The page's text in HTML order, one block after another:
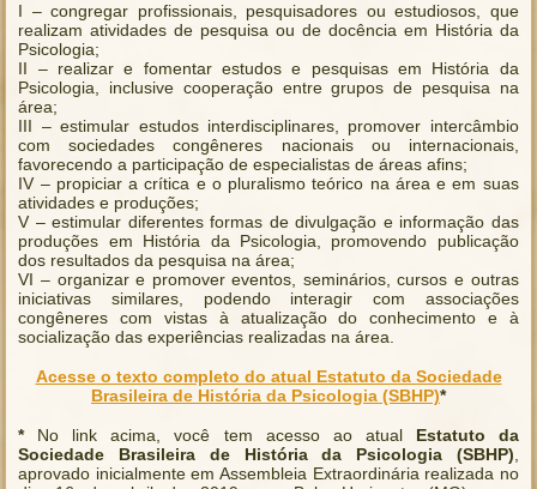
I – congregar profissionais, pesquisadores ou estudiosos, que
realizam atividades de pesquisa ou de docência em História da
Psicologia;
II – realizar e fomentar estudos e pesquisas em História da
Psicologia, inclusive cooperação entre grupos de pesquisa na
área;
III – estimular estudos interdisciplinares, promover intercâmbio
com sociedades congêneres nacionais ou internacionais,
favorecendo a participação de especialistas de áreas afins;
IV – propiciar a crítica e o pluralismo teórico na área e em suas
atividades e produções;
V – estimular diferentes formas de divulgação e informação das
produções em História da Psicologia, promovendo publicação
dos resultados da pesquisa na área;
VI – organizar e promover eventos, seminários, cursos e outras
iniciativas similares, podendo interagir com associações
congêneres com vistas à atualização do conhecimento e à
socialização das experiências realizadas na área.
Acesse o texto completo do atual Estatuto da Sociedade
Brasileira de História da Psicologia (SBHP)*
*No link acima, você tem acesso ao atual Estatuto da
Sociedade Brasileira de História da Psicologia (SBHP)
aprovado inicialmente em Assembleia Extraordinária realizada no